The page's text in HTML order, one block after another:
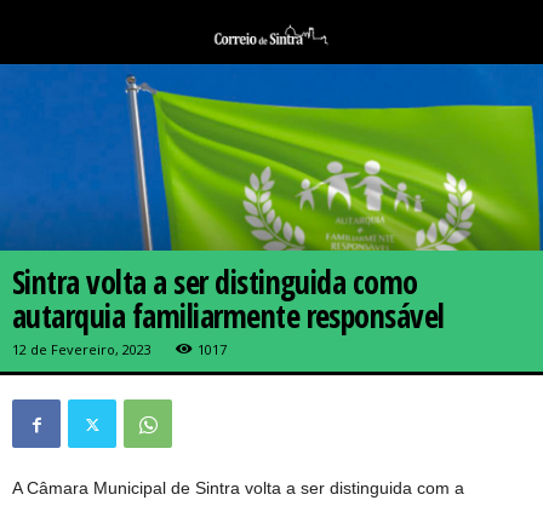
Sintra volta a ser distinguida como
autarquia familiarmente responsável
12 de Fevereiro, 2023 1017
A Câmara Municipal de Sintra volta a ser distinguida com a